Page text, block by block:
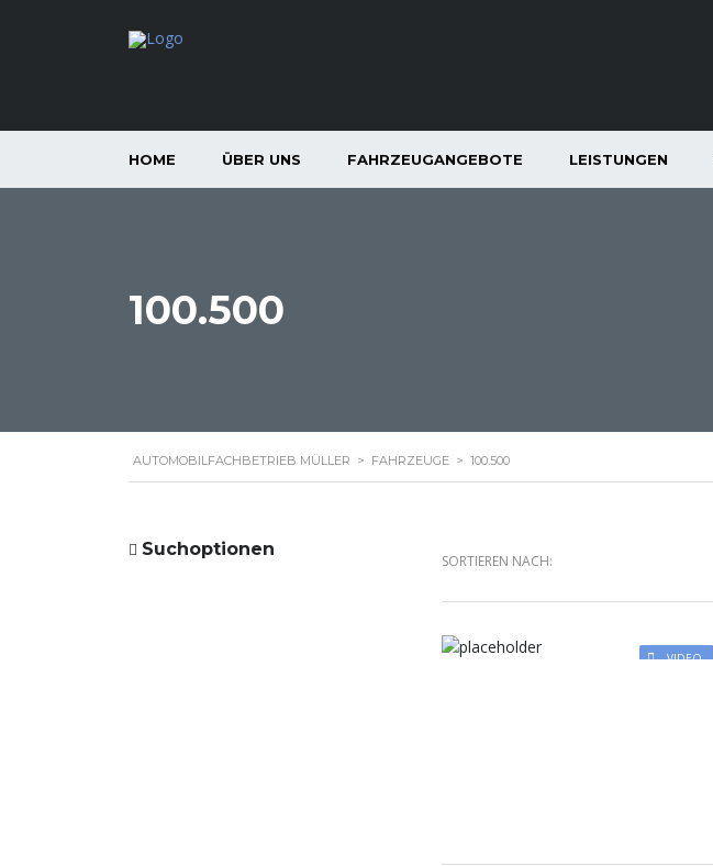
HOME ÜBER UNS FAHRZEUGANGEBOTE LEISTUNGEN
100.500
AUTOMOBILFACHBETRIEB MÜLLER > FAHRZEUGE > 100.500
Suchoptionen
SORTIEREN NACH:
VIDEO